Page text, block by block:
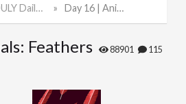
Daily Challenge Day 16 | Animals: Feathers
Feathers 88901 115